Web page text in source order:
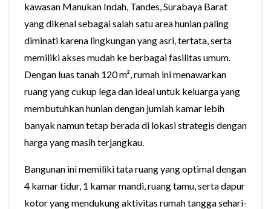
kawasan Manukan Indah, Tandes, Surabaya Barat
yang dikenal sebagai salah satu area hunian paling
diminati karena lingkungan yang asri, tertata, serta
memiliki akses mudah ke berbagai fasilitas umum.
Dengan luas tanah 120 m², rumah ini menawarkan
ruang yang cukup lega dan ideal untuk keluarga yang
membutuhkan hunian dengan jumlah kamar lebih
banyak namun tetap berada di lokasi strategis dengan
harga yang masih terjangkau.
Bangunan ini memiliki tata ruang yang optimal dengan
4 kamar tidur, 1 kamar mandi, ruang tamu, serta dapur
kotor yang mendukung aktivitas rumah tangga sehari-